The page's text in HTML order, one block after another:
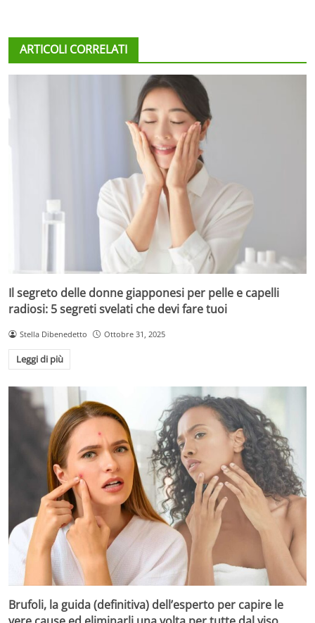
ARTICOLI CORRELATI
Il segreto delle donne giapponesi per pelle e capelli
radiosi: 5 segreti svelati che devi fare tuoi
Stella Dibenedetto Ottobre 31, 2025
Leggi di più
Brufoli, la guida (definitiva) dell’esperto per capire le